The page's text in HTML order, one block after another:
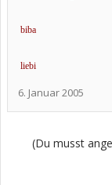
biba
liebi
6. Januar 2005
(Du musst